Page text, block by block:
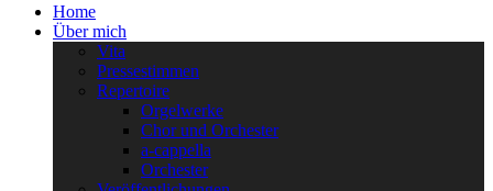
Home
Über mich
Vita
Pressestimmen
Repertoire
Orgelwerke
Chor und Orchester
a-cappella
Orchester